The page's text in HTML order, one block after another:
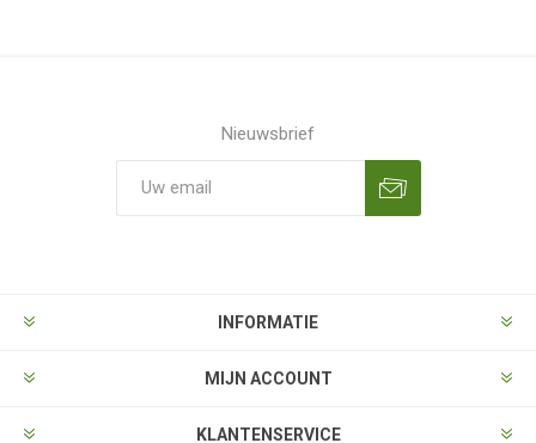
Nieuwsbrief
INFORMATIE
MIJN ACCOUNT
KLANTENSERVICE